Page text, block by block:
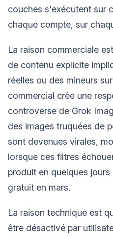
couches s'exécutent sur
chaque compte, sur
La raison commerciale
de contenu explicite
réelles ou des mineurs
commercial crée une
controverse de Grok
des images truquées de
sont devenues virales,
lorsque ces filtres
produit en quelques
gratuit en mars.
La raison technique est
être désactivé par